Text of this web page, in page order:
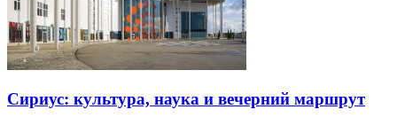
Сириус: культура, наука и вечерний маршрут